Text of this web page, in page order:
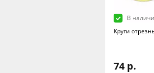
В
Круги
74 р.